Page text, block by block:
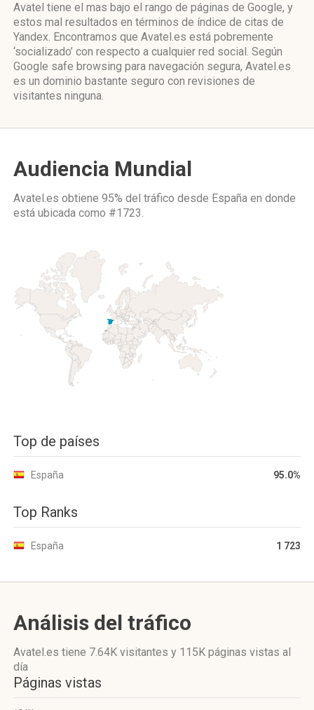
Avatel tiene el mas bajo el rango de páginas de Google, y
estos mal resultados en términos de índice de citas de
Yandex. Encontramos que Avatel.es está pobremente
‘socializado’ con respecto a cualquier red social. Según
Google safe browsing para navegación segura, Avatel.es
es un dominio bastante seguro con revisiones de
visitantes ninguna.
Audiencia Mundial
Avatel.es obtiene 95% del tráfico desde España en donde
está ubicada como #1723.
Top de países
España 95.0%
Top Ranks
España 1 723
Análisis del tráfico
Avatel.es tiene 7.64K visitantes y 115K páginas vistas al
día
Páginas vistas